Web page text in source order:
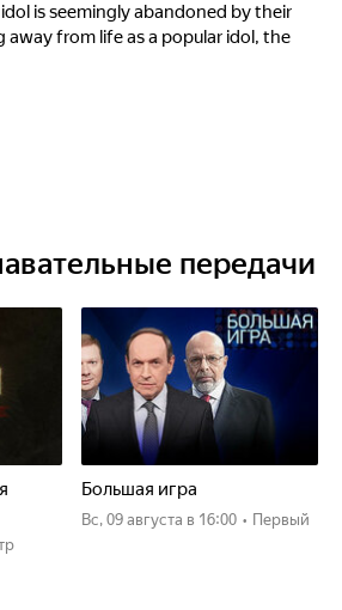
is seemingly abandoned by their
from life as a popular idol, the
передачи
Большая игра
вс, 09 августа в 16:00 • Первый